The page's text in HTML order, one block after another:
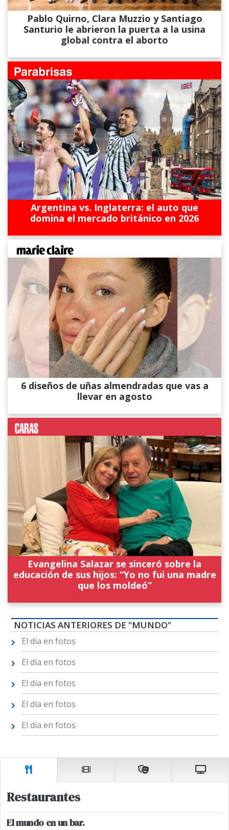
Pablo Quirno, Clara Muzzio y Santiago
Santurio le abrieron la puerta a la usina
global contra el aborto
Argentina vs. Inglaterra: el auto que
domina el mercado británico en 2026
6 diseños de uñas almendradas que vas a
llevar en agosto
Evangelina Salazar se sinceró sobre la
educación de sus hijos: “Yo no fui una madre
que los moldeó”
NOTICIAS ANTERIORES DE "MUNDO"
El día en fotos
El día en fotos
El día en fotos
El día en fotos
El día en fotos
Restaurantes
El mundo en un bar.